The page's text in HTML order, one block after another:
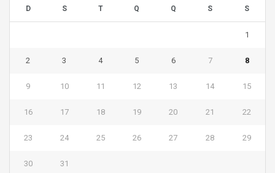
D S T Q Q S S
1
2 3 4 5 6 7 8
9 10 11 12 13 14 15
16 17 18 19 20 21 22
23 24 25 26 27 28 29
30 31